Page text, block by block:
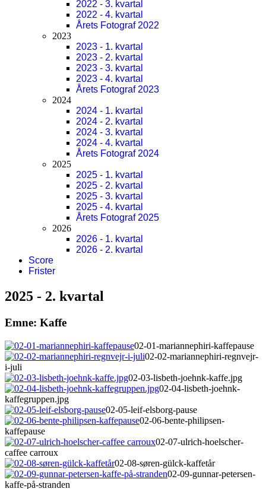
2022 - 3. kvartal
2022 - 4. kvartal
Årets Fotograf 2022
2023
2023 - 1. kvartal
2023 - 2. kvartal
2023 - 3. kvartal
2023 - 4. kvartal
Årets Fotograf 2023
2024
2024 - 1. kvartal
2024 - 2. kvartal
2024 - 3. kvartal
2024 - 4. kvartal
Årets Fotograf 2024
2025
2025 - 1. kvartal
2025 - 2. kvartal
2025 - 3. kvartal
2025 - 4. kvartal
Årets Fotograf 2025
2026
2026 - 1. kvartal
2026 - 2. kvartal
Score
Frister
2025 - 2. kvartal
Emne: Kaffe
02-01-mariannephiri-kaffepause
02-02-mariannephiri-regnvejr-
i-juli
02-03-lisbeth-joehnk-kaffe.jpg
02-04-lisbeth-joehnk-
kaffegruppen.jpg
02-05-leif-elsborg-pause
02-06-bente-philipsen-
kaffepause
02-07-ulrich-hoelscher-
caffee carroux
02-08-søren-gülck-kaffetår
02-09-gunnar-petersen-
kaffe-på-stranden